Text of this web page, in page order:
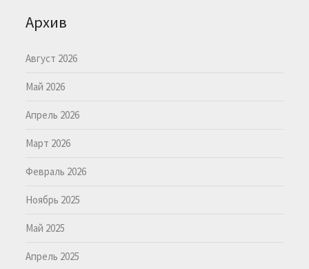
Архив
Август 2026
Май 2026
Апрель 2026
Март 2026
Февраль 2026
Ноябрь 2025
Май 2025
Апрель 2025